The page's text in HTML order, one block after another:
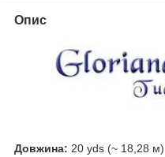
Опис
Довжина: 20 yds (~ 18,28 м)